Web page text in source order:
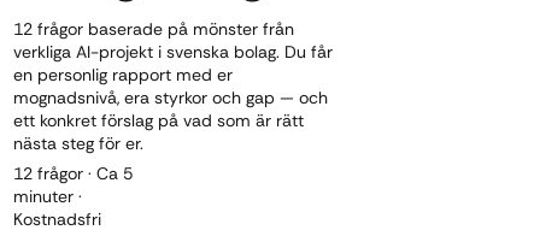
12 frågor baserade på mönster från
verkliga AI-projekt i svenska bolag. Du får
en personlig rapport med er
mognadsnivå, era styrkor och gap — och
ett konkret förslag på vad som är rätt
nästa steg för er.
12 frågor · Ca 5
minuter ·
Kostnadsfri